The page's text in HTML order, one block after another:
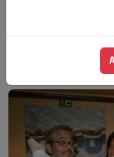
Meiga